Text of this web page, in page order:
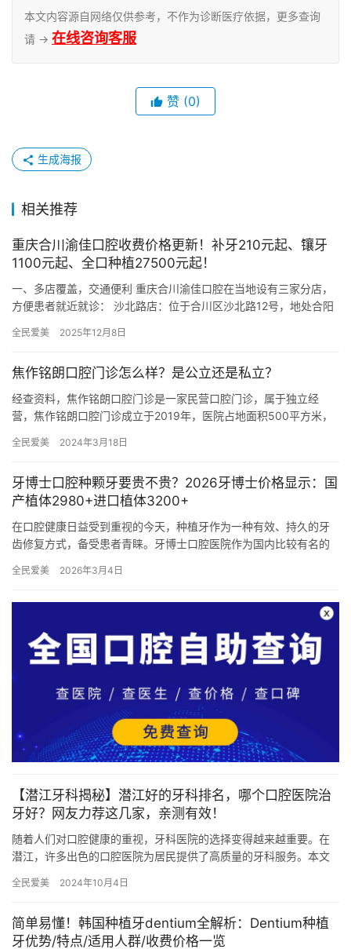
本文内容源自网络仅供参考，不作为诊断医疗依据，更多查询
请 → 在线咨询客服
赞 (0)
生成海报
相关推荐
重庆合川渝佳口腔收费价格更新！补牙210元起、镶牙
1100元起、全口种植27500元起！
一、多店覆盖，交通便利 重庆合川渝佳口腔在当地设有三家分店，
方便患者就近就诊： 沙北路店：位于合川区沙北路12号，地处合阳
全民爱美 2025年12月8日
焦作铭朗口腔门诊怎么样？是公立还是私立？
经查资料，焦作铭朗口腔门诊是一家民营口腔门诊，属于独立经
营，焦作铭朗口腔门诊成立于2019年，医院占地面积500平方米，
牙、…
全民爱美 2024年3月18日
牙博士口腔种颗牙要贵不贵？2026牙博士价格显示：国
产植体2980+进口植体3200+
在口腔健康日益受到重视的今天，种植牙作为一种有效、持久的牙
齿修复方式，备受患者青睐。牙博士口腔医院作为国内比较有名的
牙领域…
全民爱美 2026年3月4日
【潜江牙科揭秘】潜江好的牙科排名，哪个口腔医院治
牙好？网友力荐这几家，亲测有效！
随着人们对口腔健康的重视，牙科医院的选择变得越来越重要。在
潜江，许多出色的口腔医院为居民提供了高质量的牙科服务。本文
诊所。…
全民爱美 2024年10月4日
简单易懂！韩国种植牙dentium全解析：Dentium种植
牙优势/特点/适用人群/收费价格一览